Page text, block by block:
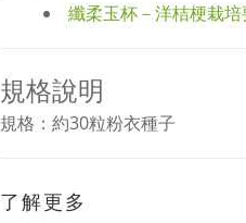
纖柔玉杯－洋桔梗栽
規格說明
規格：約30粒粉衣種子
了解更多